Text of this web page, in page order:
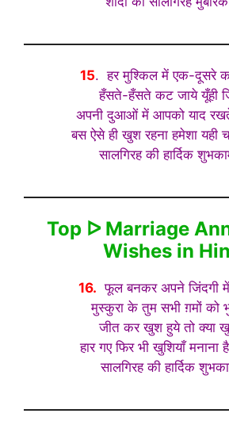
15. हर मुश्किल में एक-दूसरे
हँसते-हँसते कट जाये यूँही
अपनी दुआओं में आपको याद
बस ऐसे ही खुश रहना हमेशा यही
सालगिरह की हार्दिक
Top ᐅ Marriage
Wishes in
16. फूल बनकर अपने जिंदगी में
मुस्कुरा के तुम सभी ग़मों को
जीत कर खुश हुये तो क्या
हार गए फिर भी खुशियाँ मनाना
सालगिरह की हार्दिक